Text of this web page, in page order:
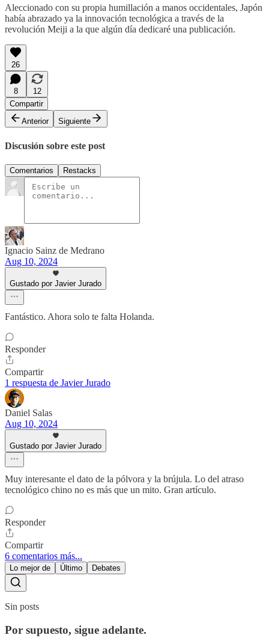
Aleccionado con su propia humillación a manos occidentales, Japón
había abrazado ya la innovación tecnológica a través de la
revolución Meiji a la que algún día dedicaré una publicación.
26
8
12
Compartir
Anterior
Siguiente
Discusión sobre este post
Comentarios Restacks
Ignacio Sainz de Medrano
Aug 10, 2024
Gustado por Javier Jurado
Fantástico. Ahora solo te falta Holanda.
Responder
Compartir
1 respuesta de Javier Jurado
Daniel Salas
Aug 10, 2024
Gustado por Javier Jurado
Muy interesante el dato de la pólvora y la brújula. Lo del atraso
tecnológico chino no es más que un mito. Gran artículo.
Responder
Compartir
6 comentarios más...
Lo mejor de Último Debates
Sin posts
Por supuesto, sigue adelante.